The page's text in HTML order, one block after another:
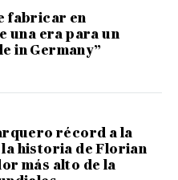
fabricar en
una era para un
in Germany”
récord a la
la historia de Florian
más alto de la